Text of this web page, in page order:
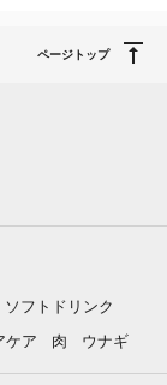
ページトップ
ソフトドリンク
ケア 肉 ウナギ